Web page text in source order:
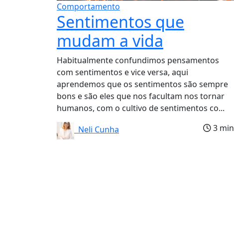
Comportamento
Sentimentos que
mudam a vida
Habitualmente confundimos pensamentos
com sentimentos e vice versa, aqui
aprendemos que os sentimentos são sempre
bons e são eles que nos facultam nos tornar
humanos, com o cultivo de sentimentos co...
Neli Cunha
3 min